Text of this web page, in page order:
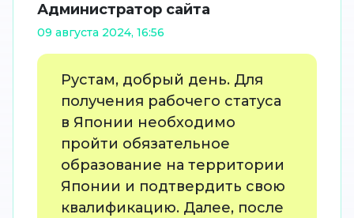
Администратор сайта
09 августа 2024, 16:56
Рустам, добрый день. Для
получения рабочего статуса
в Японии необходимо
пройти обязательное
образование на территории
Японии и подтвердить свою
квалификацию. Далее, после